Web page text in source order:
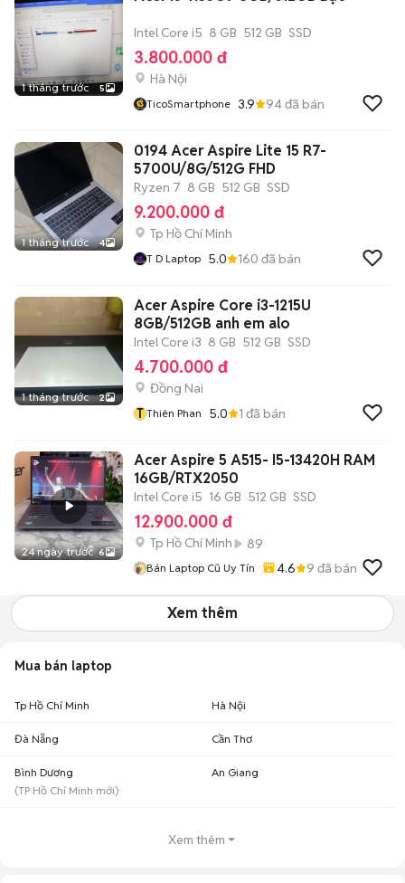
1 tháng trước 5
Intel Core i5 8 GB 512 GB SSD
3.800.000 đ
Hà Nội
TicoSmartphone 3.9 94đã bán
1 tháng trước 4
0194 Acer Aspire Lite 15 R7-
5700U/8G/512G FHD
Ryzen 7 8 GB 512 GB SSD
9.200.000 đ
Tp Hồ Chí Minh
T D Laptop 5.0 160 đã bán
1 tháng trước 2
Acer Aspire Core i3-1215U
8GB/512GB anh em alo
Intel Core i3 8 GB 512 GB SSD
4.700.000 đ
Đồng Nai
T Thiên Phan 5.0 1 đã bán
24 ngày trước 6
Acer Aspire 5 A515- I5-13420H RAM
16GB/RTX2050
Intel Core i5 16 GB 512 GB SSD
12.900.000 đ
Tp Hồ Chí Minh 89
Bán Laptop Cũ Uy Tín 4.6 9 đã bán
Xem thêm
Mua bán laptop
Tp Hồ Chí Minh Hà Nội
Đà Nẵng Cần Thơ
Bình Dương
(TP Hồ Chí Minh mới)
An Giang
Xem thêm